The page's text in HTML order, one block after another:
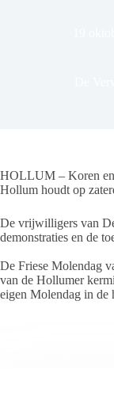
HOLLUM – Koren en
Hollum houdt op
De vrijwilligers van
demonstraties en de
De Friese Molendag
van de Hollumer
eigen Molendag in de